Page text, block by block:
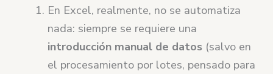
En Excel, realmente, no se automatiza
nada: siempre se requiere una
introducción manual de datos (salvo en
el procesamiento por lotes, pensado para